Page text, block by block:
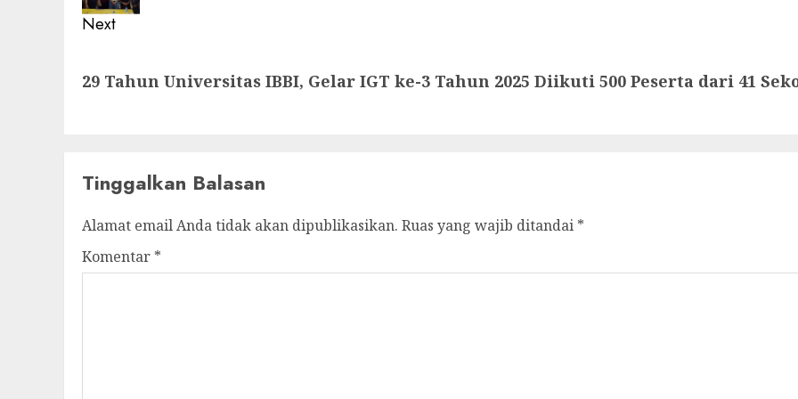
Next
post:
29 Tahun Universitas IBBI, Gelar IGT ke-3 Tahun 2025 Diikuti 500 Peserta dari 41
Tinggalkan Balasan
Alamat email Anda tidak akan dipublikasikan. Ruas yang wajib ditandai *
Komentar *